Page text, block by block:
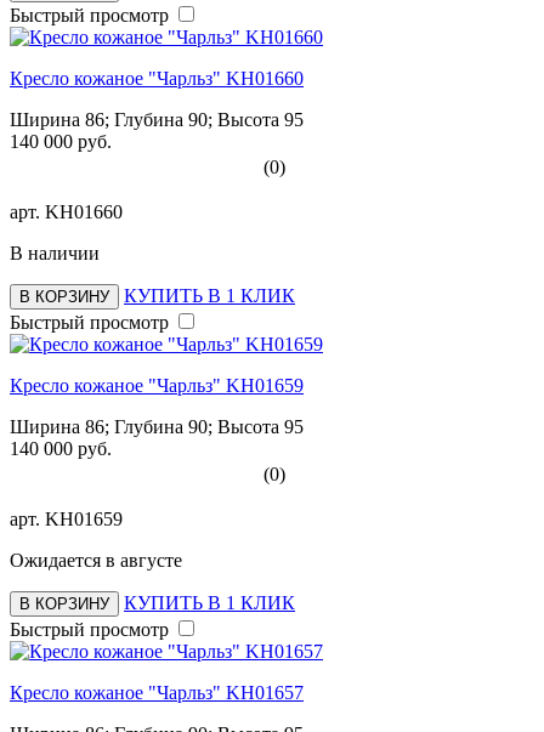
Быстрый просмотр
Кресло кожаное "Чарльз" KH01660
Ширина 86; Глубина 90; Высота 95
140 000 руб.
(0)
арт. KH01660
В наличии
В КОРЗИНУ
КУПИТЬ В 1 КЛИК
Быстрый просмотр
Кресло кожаное "Чарльз" KH01659
Ширина 86; Глубина 90; Высота 95
140 000 руб.
(0)
арт. KH01659
Ожидается в августе
В КОРЗИНУ
КУПИТЬ В 1 КЛИК
Быстрый просмотр
Кресло кожаное "Чарльз" KH01657